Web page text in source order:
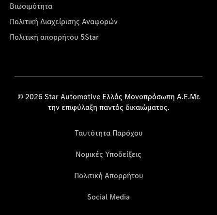
Βιωσιμότητα
Πολιτική Διαχείρισης Αναφορών
Πολιτική απορρήτου 5Star
© 2026 Star Automotive Ελλάς Μονοπρόσωπη Α.Ε.Με
την επιφύλαξη παντός δικαιώματος.
Ταυτότητα Παρόχου
Νομικές Υποδείξεις
Πολιτική Απορρήτου
Social Media